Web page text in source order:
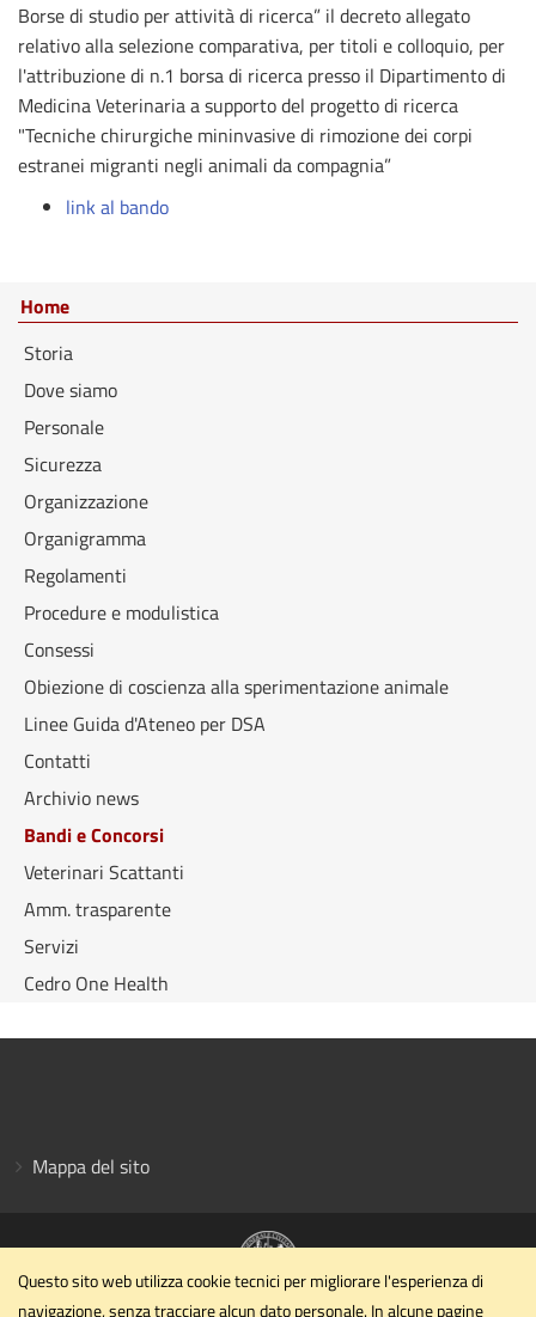
Borse di studio per attività di ricerca” il decreto allegato
relativo alla selezione comparativa, per titoli e colloquio, per
l'attribuzione di n.1 borsa di ricerca presso il Dipartimento di
Medicina Veterinaria a supporto del progetto di ricerca
"Tecniche chirurgiche mininvasive di rimozione dei corpi
estranei migranti negli animali da compagnia”
link al bando
Home
Storia
Dove siamo
Personale
Sicurezza
Organizzazione
Organigramma
Regolamenti
Procedure e modulistica
Consessi
Obiezione di coscienza alla sperimentazione animale
Linee Guida d'Ateneo per DSA
Contatti
Archivio news
Bandi e Concorsi
Veterinari Scattanti
Amm. trasparente
Servizi
Cedro One Health
Mappa del sito
Questo sito web utilizza cookie tecnici per migliorare l'esperienza di
navigazione, senza tracciare alcun dato personale. In alcune pagine